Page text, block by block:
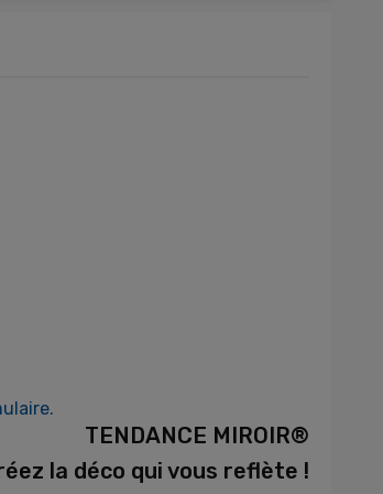
TENDANCE MIROIR®
la déco qui vous reflète !